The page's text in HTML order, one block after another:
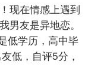
现在情感上遇到
男友是异地恋。
低学历，高中毕
低，自评5分，